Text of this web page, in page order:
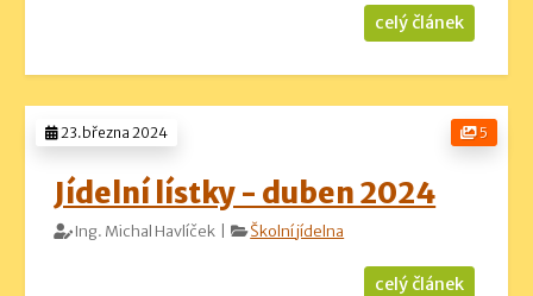
celý článek
5
23.března 2024
Jídelní lístky - duben 2024
Ing. Michal Havlíček | Školní jídelna
celý článek